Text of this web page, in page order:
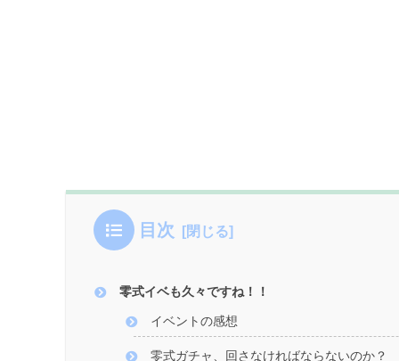
目次
零式イベも久々ですね！！
イベントの感想
零式ガチャ、回さなければならないのか？